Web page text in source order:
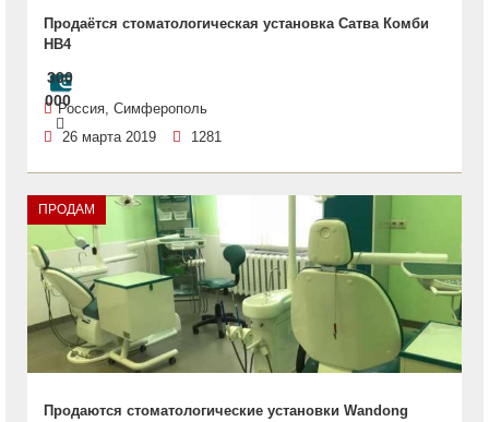
Продаётся стоматологическая установка Сатва Комби
HB4
300
000Россия, Симферополь
26 марта 2019
1281
ПРОДАМ
Продаются стоматологические установки Wandong